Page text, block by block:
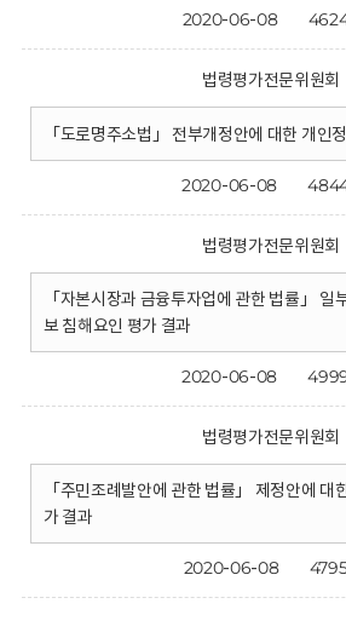
2020-06-08
법령평가전문위원회
「도로명주소법」 전부개정안에 대한 개인
2020-06-08
법령평가전문위원회
「자본시장과 금융투자업에 관한 법률」 일
보 침해요인 평가 결과
2020-06-08
법령평가전문위원회
「주민조례발안에 관한 법률」 제정안에 대
가 결과
2020-06-08